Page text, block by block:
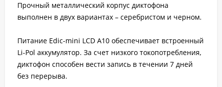
Прочный металлический корпус диктофона
выполнен в двух вариантах – серебристом и черном.
Питание Edic-mini LCD A10 обеспечивает встроенный
Li-Pol аккумулятор. За счет низкого токопотребления,
диктофон способен вести запись в течении 7 дней
без перерыва.